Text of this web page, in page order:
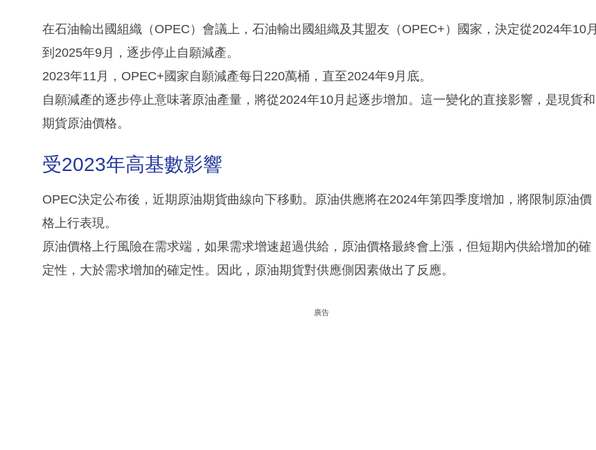
在石油輸出國組織（OPEC）會議上，石油輸出國組織及其盟友（OPEC+）國家，決定從2024年10月
到2025年9月，逐步停止自願減產。
2023年11月，OPEC+國家自願減產每日220萬桶，直至2024年9月底。
自願減產的逐步停止意味著原油產量，將從2024年10月起逐步增加。這一變化的直接影響，是現貨和
期貨原油價格。
受2023年高基數影響
OPEC決定公布後，近期原油期貨曲線向下移動。原油供應將在2024年第四季度增加，將限制原油價
格上行表現。
原油價格上行風險在需求端，如果需求增速超過供給，原油價格最終會上漲，但短期內供給增加的確
定性，大於需求增加的確定性。因此，原油期貨對供應側因素做出了反應。
廣告